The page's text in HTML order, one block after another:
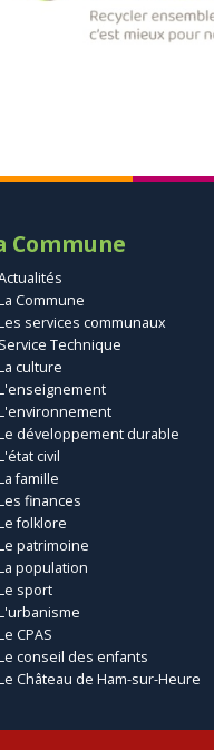
Commune
Commune
services communaux
Service Technique
culture
développement durable
civil
famille
finances
folklore
patrimoine
population
sport
CPAS
conseil des enfants
Château de Ham-sur-Heure